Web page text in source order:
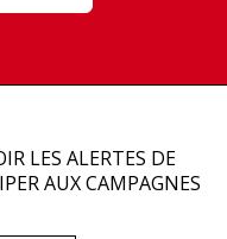
LES ALERTES DE
AUX CAMPAGNES